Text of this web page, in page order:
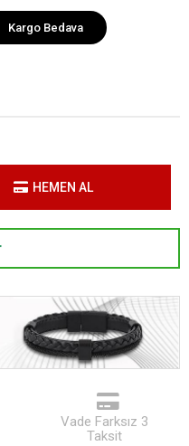
Kargo Bedava
HEMEN AL
Vade Farksız 3
Taksit